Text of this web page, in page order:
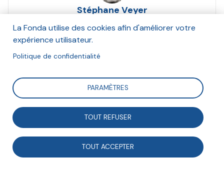
Stéphane Veyer
Juin 2014
Où est donc passé le travail ? L’emploi et son jumeau,
le chômage, l’ont étouffé, phagocyté. S’il n’y avait les
scandales sanitaires touchant aux conditions de la
production (amiante, suicides, stress, TmS, etc.), le
travail disparaîtrait totalement de nos écrans
La Fonda utilise des cookies afin d'améliorer votre
expérience utilisateur.
Politique de confidentialité
PARAMÈTRES
TOUT REFUSER
TOUT ACCEPTER